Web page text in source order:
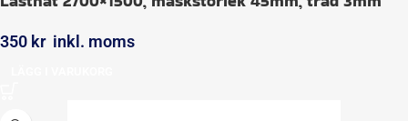
350 kr inkl. moms